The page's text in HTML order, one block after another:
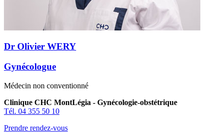
Dr Olivier WERY
Gynécologue
Médecin non conventionné
Clinique CHC MontLégia - Gynécologie-obstétrique
Tél. 04 355 50 10
Prendre rendez-vous